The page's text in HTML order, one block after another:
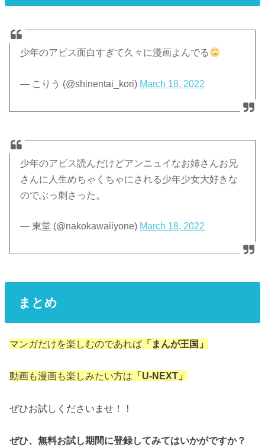
少年のアビス面白すぎて久々に漫画よんでる
— こりう (@shinentai_kori) March 18, 2022
少年のアビス読んだけどアンニュイなお姉さんお兄
さんに人生めちゃくちゃにされる少年少女大好きな
のでぶっ刺さった。
— 東堂 (@nakokawaiiyone) March 18, 2022
まとめ
マンガだけを楽しむのであれば 「まんが王国」
動画も漫画も楽しみたい方は 「U-NEXT」
ぜひお試しくださいませ！！
ぜひ、無料お試し期間に登録してみてはいかがですか？